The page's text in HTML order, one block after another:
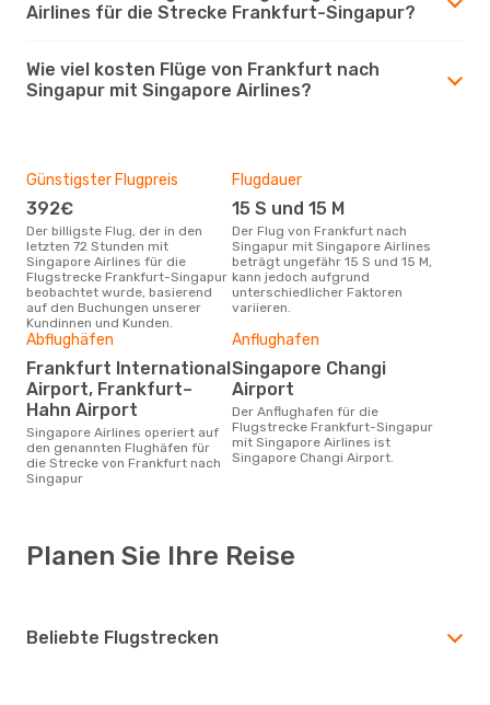
Airlines für die Strecke Frankfurt-Singapur?
Wie viel kosten Flüge von Frankfurt nach
Singapur mit Singapore Airlines?
Günstigster Flugpreis
392€
Der billigste Flug, der in den
letzten 72 Stunden mit
Singapore Airlines für die
Flugstrecke Frankfurt-Singapur
beobachtet wurde, basierend
auf den Buchungen unserer
Kundinnen und Kunden.
Flugdauer
15 S und 15 M
Der Flug von Frankfurt nach
Singapur mit Singapore Airlines
beträgt ungefähr 15 S und 15 M,
kann jedoch aufgrund
unterschiedlicher Faktoren
variieren.
Abflughäfen
Frankfurt International
Airport, Frankfurt–
Hahn Airport
Singapore Airlines operiert auf
den genannten Flughäfen für
die Strecke von Frankfurt nach
Singapur
Anflughafen
Singapore Changi
Airport
Der Anflughafen für die
Flugstrecke Frankfurt-Singapur
mit Singapore Airlines ist
Singapore Changi Airport.
Planen Sie Ihre Reise
Beliebte Flugstrecken